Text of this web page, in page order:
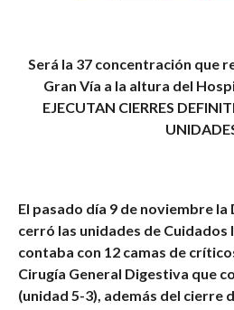
Será la 37 concentración que
Gran Vía a la altura del
EJECUTAN CIERRES
El pasado día 9 de noviembre
cerró las unidades de Cuidados
contaba con 12 camas de
Cirugía General Digestiva que
(unidad 5-3), además del cierre